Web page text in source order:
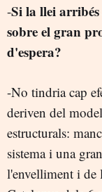
-Si la llei
sobre el gran
d'espera?
-No tindria cap
deriven del
estructurals:
sistema i una
l'envelliment i de